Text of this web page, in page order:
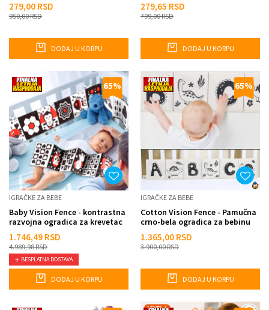
279,00 RSD
950,00RSD
DODAJ U KORPU
279,65 RSD
799,00RSD
DODAJ U KORPU
65%
IGRAČKE ZA BEBE
Baby Vision Fence - kontrastna
razvojna ogradica za krevetac
1.746,49 RSD
4.989,98RSD
BESPLATNA DOSTAVA
DODAJ U KORPU
65%
IGRAČKE ZA BEBE
Cotton Vision Fence - Pamučna
crno-bela ogradica za bebinu
1.365,00 RSD
3.900,00RSD
DODAJ U KORPU